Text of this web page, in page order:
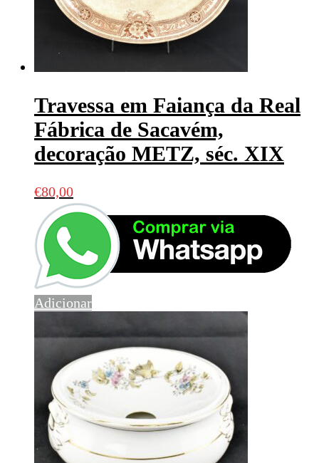
Travessa em Faiança da Real
Fábrica de Sacavém,
decoração METZ, séc. XIX
€80,00
Adicionar